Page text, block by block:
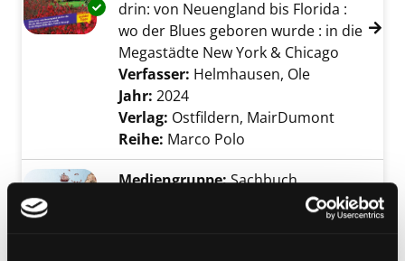
Exemplar-Details von USA Ost anzeigen
drin: von Neuengland bis Florida :
wo der Blues geboren wurde : in die
Megastädte New York & Chicago
Verfasser: Helmhausen, Ole
Jahr: 2024
Verlag: Ostfildern, MairDumont
Reihe: Marco Polo
Mediengruppe:Sachbuch
Die Karte des Piri Re'is